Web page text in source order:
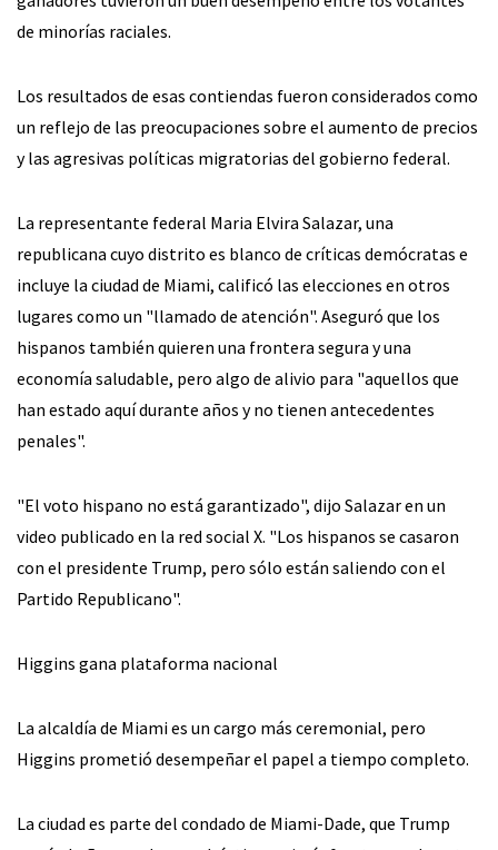
de minorías raciales.
Los resultados de esas contiendas fueron considerados como
un reflejo de las preocupaciones sobre el aumento de precios
y las agresivas políticas migratorias del gobierno federal.
La representante federal Maria Elvira Salazar, una
republicana cuyo distrito es blanco de críticas demócratas e
incluye la ciudad de Miami, calificó las elecciones en otros
lugares como un "llamado de atención". Aseguró que los
hispanos también quieren una frontera segura y una
economía saludable, pero algo de alivio para "aquellos que
han estado aquí durante años y no tienen antecedentes
penales".
"El voto hispano no está garantizado", dijo Salazar en un
video publicado en la red social X. "Los hispanos se casaron
con el presidente Trump, pero sólo están saliendo con el
Partido Republicano".
Higgins gana plataforma nacional
La alcaldía de Miami es un cargo más ceremonial, pero
Higgins prometió desempeñar el papel a tiempo completo.
La ciudad es parte del condado de Miami-Dade, que Trump